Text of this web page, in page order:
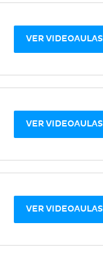
VER VIDEOAULAS
VER VIDEOAULAS
VER VIDEOAULAS